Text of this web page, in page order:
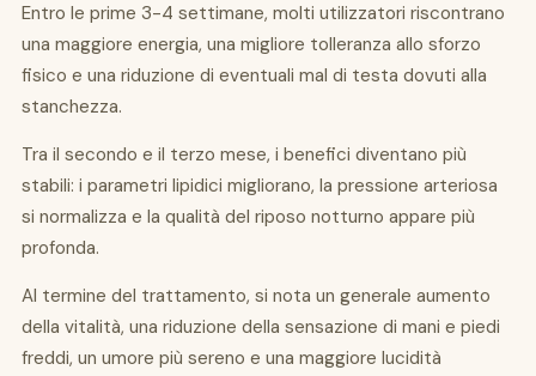
Entro le prime 3-4 settimane, molti utilizzatori riscontrano
una maggiore energia, una migliore tolleranza allo sforzo
fisico e una riduzione di eventuali mal di testa dovuti alla
stanchezza.
Tra il secondo e il terzo mese, i benefici diventano più
stabili: i parametri lipidici migliorano, la pressione arteriosa
si normalizza e la qualità del riposo notturno appare più
profonda.
Al termine del trattamento, si nota un generale aumento
della vitalità, una riduzione della sensazione di mani e piedi
freddi, un umore più sereno e una maggiore lucidità